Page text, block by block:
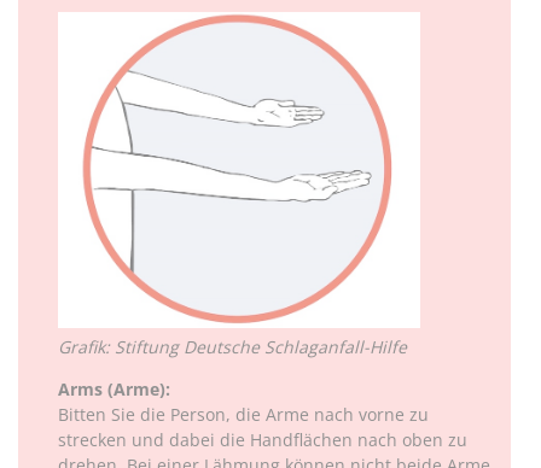
Grafik: Stiftung Deutsche Schlaganfall-Hilfe
Arms (Arme):
Bitten Sie die Person, die Arme nach vorne zu
strecken und dabei die Handflächen nach oben zu